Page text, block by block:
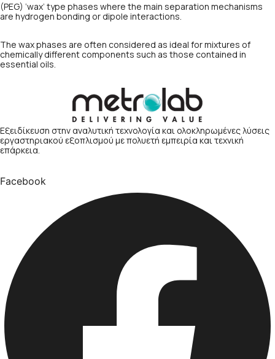
(PEG) ‘wax’ type phases where the main separation mechanisms
are hydrogen bonding or dipole interactions.
The wax phases are often considered as ideal for mixtures of
chemically different components such as those contained in
essential oils.
Εξειδίκευση στην αναλυτική τεχνολογία και ολοκληρωμένες λύσεις
εργαστηριακού εξοπλισμού με πολυετή εμπειρία και τεχνική
επάρκεια.
Facebook